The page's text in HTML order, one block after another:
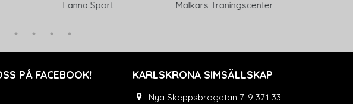
Malkars Träningscenter Svenska Spel
PÅ FACEBOOK! KARLSKRONA SIMSÄLLSKAP
Nya Skeppsbrogatan 7-9 371 33